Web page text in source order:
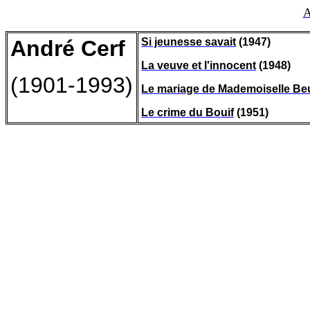
André Cerf
(1901-1993)
Si jeunesse savait (1947)
La veuve et l'innocent (1948)
Le mariage de Mademoiselle
Le crime du Bouif(1951)